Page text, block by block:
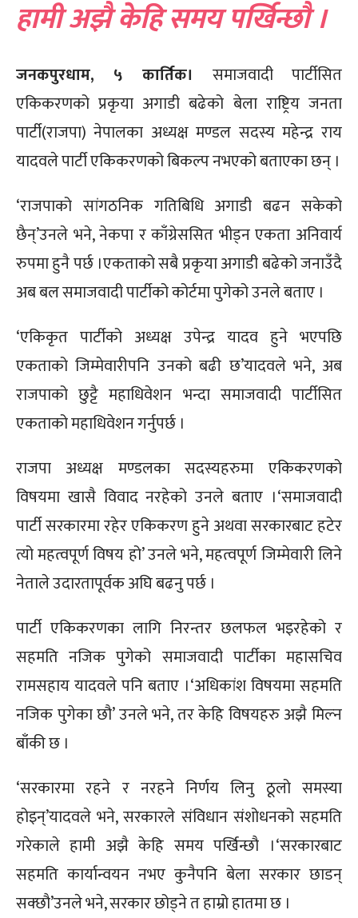
हामी अझै केहि समय पर्खिन्छौ ।
जनकपुरधाम, ५ कार्तिक। समाजवादी पार्टीसित
एकिकरणको प्रकृया अगाडी बढेको बेला राष्ट्रिय जनता
पार्टी(राजपा) नेपालका अध्यक्ष मण्डल सदस्य महेन्द्र राय
यादवले पार्टी एकिकरणको बिकल्प नभएको बताएका छन् ।
‘राजपाको सांगठनिक गतिबिधि अगाडी बढन सकेको
छैन्’उनले भने, नेकपा र काँग्रेससित भीड्न एकता अनिवार्य
रुपमा हुनै पर्छ ।एकताको सबै प्रकृया अगाडी बढेको जनाउँदै
अब बल समाजवादी पार्टीको कोर्टमा पुगेको उनले बताए ।
‘एकिकृत पार्टीको अध्यक्ष उपेन्द्र यादव हुने भएपछि
एकताको जिम्मेवारीपनि उनको बढी छ’यादवले भने, अब
राजपाको छुट्टै महाधिवेशन भन्दा समाजवादी पार्टीसित
एकताको महाधिवेशन गर्नुपर्छ ।
राजपा अध्यक्ष मण्डलका सदस्यहरुमा एकिकरणको
विषयमा खासै विवाद नरहेको उनले बताए ।‘समाजवादी
पार्टी सरकारमा रहेर एकिकरण हुने अथवा सरकारबाट हटेर
त्यो महत्वपूर्ण विषय हो’ उनले भने, महत्वपूर्ण जिम्मेवारी लिने
नेताले उदारतापूर्वक अघि बढनु पर्छ ।
पार्टी एकिकरणका लागि निरन्तर छलफल भइरहेको र
सहमति नजिक पुगेको समाजवादी पार्टीका महासचिव
रामसहाय यादवले पनि बताए ।‘अधिकांश विषयमा सहमति
नजिक पुगेका छौ’ उनले भने, तर केहि विषयहरु अझै मिल्न
बाँकी छ ।
‘सरकारमा रहने र नरहने निर्णय लिनु ठूलो समस्या
होइन्’यादवले भने, सरकारले संविधान संशोधनको सहमति
गरेकाले हामी अझै केहि समय पर्खिन्छौ ।‘सरकारबाट
सहमति कार्यान्वयन नभए कुनैपनि बेला सरकार छाडन्
सक्छौ’उनले भने, सरकार छोड्ने त हाम्रो हातमा छ ।